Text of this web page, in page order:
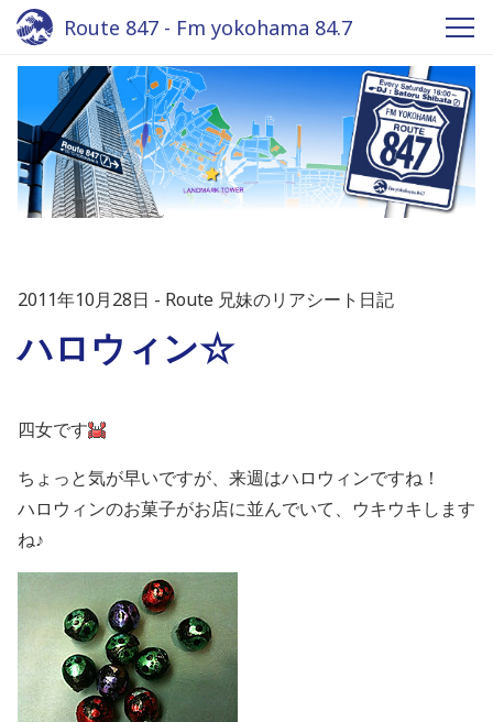
Route 847 - Fm yokohama 84.7
2011年10月28日 Route 兄妹のリアシート日記
ハロウィン☆
四女です
ちょっと気が早いですが、来週はハロウィンですね！
ハロウィンのお菓子がお店に並んでいて、ウキウキします
ね♪